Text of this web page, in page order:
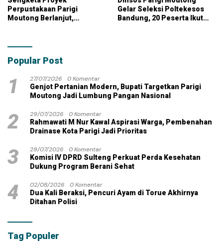
Perpustakaan Parigi
Moutong Berlanjut,
dengan Dana Pribadi
Gelar Seleksi Poltekesos
Bandung, 20 Peserta Ikut
Popular Post
1 27/07/2026
0 Komentar
Genjot Pertanian Modern, Bupati Targetkan Parigi
Moutong Jadi Lumbung Pangan Nasional
2 29/07/2026
0 Komentar
Rahmawati M Nur Kawal Aspirasi Warga, Pembenahan
Drainase Kota Parigi Jadi Prioritas
3 29/07/2026
0 Komentar
Komisi IV DPRD Sulteng Perkuat Perda Kesehatan
Dukung Program Berani Sehat
4 02/08/2026
0 Komentar
Dua Kali Beraksi, Pencuri Ayam di Torue Akhirnya
Ditahan Polisi
Tag Populer